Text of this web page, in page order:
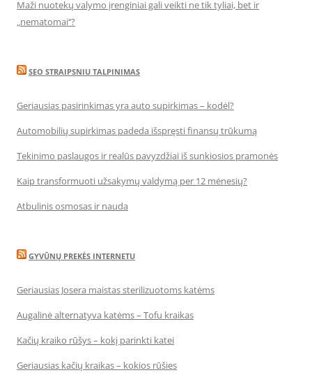
Maži nuotekų valymo įrenginiai gali veikti ne tik tyliai, bet ir
„nematomai‘‘?
SEO STRAIPSNIU TALPINIMAS
Geriausias pasirinkimas yra auto supirkimas – kodėl?
Automobilių supirkimas padeda išspręsti finansų trūkumą
Tekinimo paslaugos ir realūs pavyzdžiai iš sunkiosios pramonės
Kaip transformuoti užsakymų valdymą per 12 mėnesių?
Atbulinis osmosas ir nauda
GYVŪNŲ PREKĖS INTERNETU
Geriausias Josera maistas sterilizuotoms katėms
Augalinė alternatyva katėms – Tofu kraikas
Kačių kraiko rūšys – kokį parinkti katei
Geriausias kačių kraikas – kokios rūšies